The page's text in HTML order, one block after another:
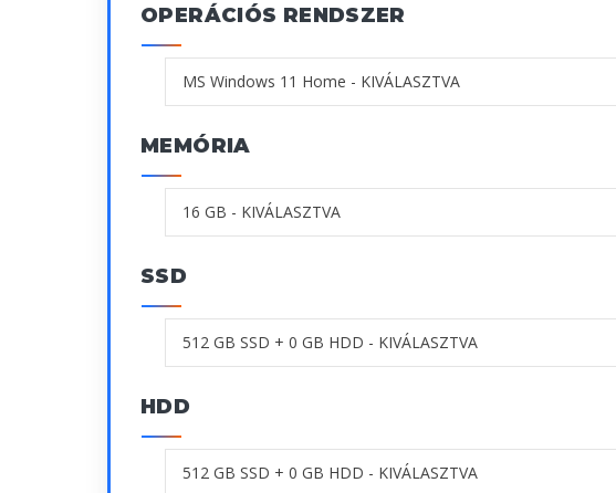
OPERÁCIÓS RENDSZER
MEMÓRIA
SSD
HDD